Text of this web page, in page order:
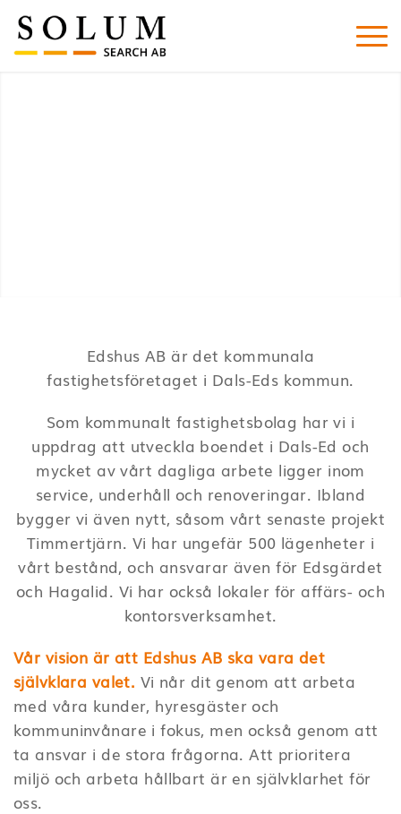
Edshus AB är det kommunala
fastighetsföretaget i Dals-Eds kommun.
Som kommunalt fastighetsbolag har vi i
uppdrag att utveckla boendet i Dals-Ed och
mycket av vårt dagliga arbete ligger inom
service, underhåll och renoveringar. Ibland
bygger vi även nytt, såsom vårt senaste projekt
Timmertjärn. Vi har ungefär 500 lägenheter i
vårt bestånd, och ansvarar även för Edsgärdet
och Hagalid. Vi har också lokaler för affärs- och
kontorsverksamhet.
Vår vision är att Edshus AB ska vara det
självklara valet. Vi når dit genom att arbeta
med våra kunder, hyresgäster och
kommuninvånare i fokus, men också genom att
ta ansvar i de stora frågorna. Att prioritera
miljö och arbeta hållbart är en självklarhet för
oss.